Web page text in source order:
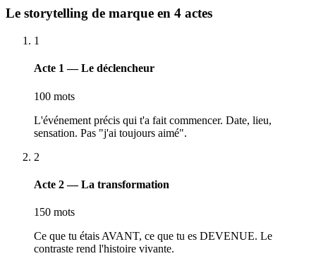
Le storytelling de marque en 4 actes
1
Acte 1 — Le déclencheur
100 mots
L'événement précis qui t'a fait commencer. Date, lieu,
sensation. Pas "j'ai toujours aimé".
2
Acte 2 — La transformation
150 mots
Ce que tu étais AVANT, ce que tu es DEVENUE. Le
contraste rend l'histoire vivante.